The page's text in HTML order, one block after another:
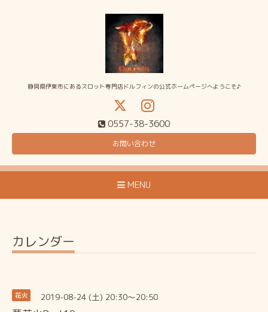
静岡県伊東市にあるスロット専門店ドルフィンの公式ホームページへようこそ♪
0557-38-3600
お問い合わせ
MENU
カレンダー
花火 2019-08-24 (土) 20:30～20:50